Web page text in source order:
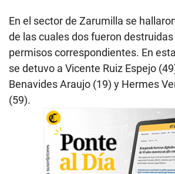
En el sector de Zarumilla se
de las cuales dos fueron
permisos correspondientes. En
se detuvo a Vicente Ruiz Espejo
Benavides Araujo (19) y Hermes
(59).